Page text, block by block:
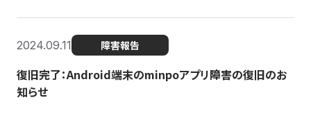
2024.09.11 障害報告
復旧完了：Android端末のminpoアプリ障害の復旧のお
知らせ